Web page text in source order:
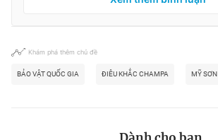
Khám phá thêm chủ đề
BẢO VẬT QUỐC GIA ĐIÊU KHẮC CHAMPA MỸ SƠN